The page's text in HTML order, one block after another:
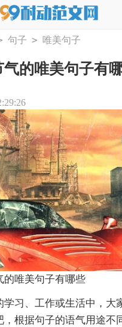
句子 > 唯美句子
气的唯美句子有
的唯美句子有哪些
学习、工作或生活中，大
，根据句子的语气用途不